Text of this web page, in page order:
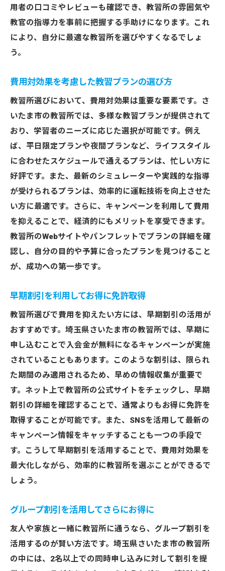
キャンペーン情報を逃さないためのツール
紹介
特典を最大限に活用するための計画の立て
ン情報
質の高い教習を提供する教習所の見分け方
お得なキャンペーンを利用した教習プラン
の選び方
教習の質を維持しつつ費用を抑える方法
各教習所のキャンペーン内容とその特徴
教習所での実体験を基にしたキャンペーン
活用法
教習所選びで見逃せないキャンペーンの種類と
は
キャンペーンの受け取り方とその利用法
費用節約に繋がるキャンペーンの選び方
キャンペーンを見逃さないための情報収集
方法
教習所のキャンペーンの持つ価値とその効
果
さいたま市の教習所で費用を抑えるための最新
情報
費用を抑えるための最新キャンペーン情報
さいたま市の教習所で提供される割引プラ
キャンペーン情報を基にした賢い教習計画
最新のキャンペーンを活用した免許取得戦
略
用者の口コミやレビューも確認でき、教習所の雰囲気や
教官の指導力を事前に把握する手助けになります。これ
により、自分に最適な教習所を選びやすくなるでしょ
う。
費用対効果を考慮した教習プランの選び方
教習所選びにおいて、費用対効果は重要な要素です。さ
いたま市の教習所では、多様な教習プランが提供されて
おり、学習者のニーズに応じた選択が可能です。例え
ば、平日限定プランや夜間プランなど、ライフスタイル
に合わせたスケジュールで通えるプランは、忙しい方に
好評です。また、最新のシミュレーターや実践的な指導
が受けられるプランは、効率的に運転技術を向上させた
い方に最適です。さらに、キャンペーンを利用して費用
を抑えることで、経済的にもメリットを享受できます。
教習所のWebサイトやパンフレットでプランの詳細を確
認し、自分の目的や予算に合ったプランを見つけること
が、成功への第一歩です。
早期割引を利用してお得に免許取得
教習所選びで費用を抑えたい方には、早期割引の活用が
おすすめです。埼玉県さいたま市の教習所では、早期に
申し込むことで入会金が無料になるキャンペーンが実施
されていることもあります。このような割引は、限られ
た期間のみ適用されるため、早めの情報収集が重要で
す。ネット上で教習所の公式サイトをチェックし、早期
割引の詳細を確認することで、通常よりもお得に免許を
取得することが可能です。また、SNSを活用して最新の
キャンペーン情報をキャッチすることも一つの手段で
す。こうして早期割引を活用することで、費用対効果を
最大化しながら、効率的に教習所を選ぶことができるで
しょう。
グループ割引を活用してさらにお得に
友人や家族と一緒に教習所に通うなら、グループ割引を
活用するのが賢い方法です。埼玉県さいたま市の教習所
の中には、2名以上での同時申し込みに対して割引を提